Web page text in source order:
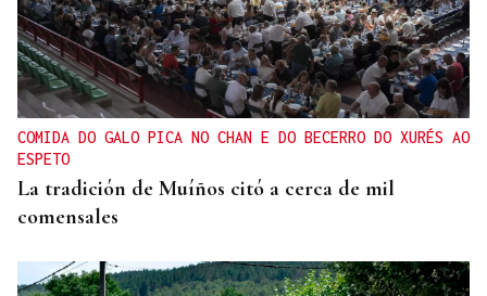
COMIDA DO GALO PICA NO CHAN E DO BECERRO DO XURÉS AO
ESPETO
La tradición de Muíños citó a cerca de mil
comensales